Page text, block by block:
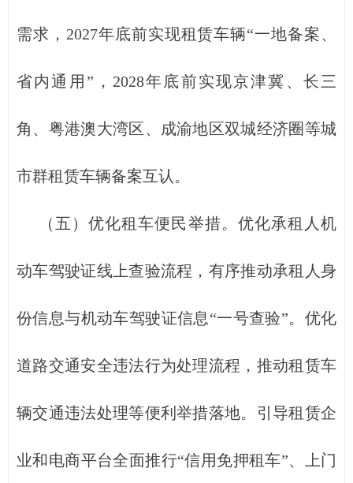
需求，2027年底前实现租赁车辆“一地备案、
省内通用”，2028年底前实现京津冀、长三
角、粤港澳大湾区、成渝地区双城经济圈等城
市群租赁车辆备案互认。
（五）优化租车便民举措。优化承租人机
动车驾驶证线上查验流程，有序推动承租人身
份信息与机动车驾驶证信息“一号查验”。优化
道路交通安全违法行为处理流程，推动租赁车
辆交通违法处理等便利举措落地。引导租赁企
业和电商平台全面推行“信用免押租车”、上门